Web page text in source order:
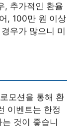
, 추가적인 환율
, 100만 원 이상
우가 많으니 미
모션을 통해 환
이벤트는 한정
것이 좋습니